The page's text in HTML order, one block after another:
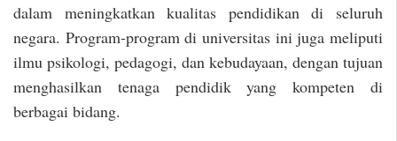
dalam meningkatkan kualitas pendidikan di seluruh
negara. Program-program di universitas ini juga meliputi
ilmu psikologi, pedagogi, dan kebudayaan, dengan tujuan
menghasilkan tenaga pendidik yang kompeten di
berbagai bidang.